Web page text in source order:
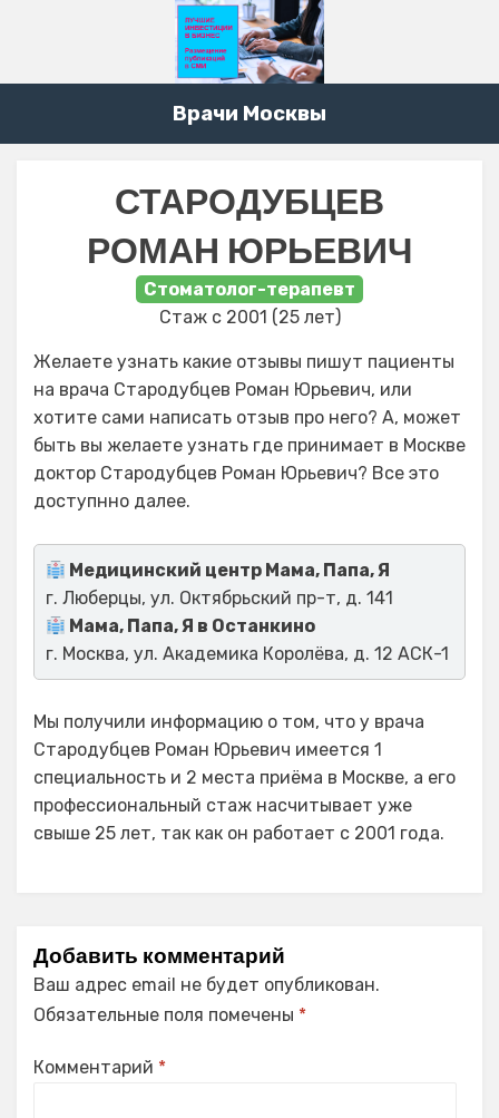
Врачи Москвы
СТАРОДУБЦЕВ
РОМАН ЮРЬЕВИЧ
Стоматолог-терапевт
Стаж с 2001 (25 лет)
Желаете узнать какие отзывы пишут пациенты
на врача Стародубцев Роман Юрьевич, или
хотите сами написать отзыв про него? А, может
быть вы желаете узнать где принимает в Москве
доктор Стародубцев Роман Юрьевич? Все это
доступнно далее.
Медицинский центр Мама, Папа, Я
г. Люберцы, ул. Октябрьский пр-т, д. 141
Мама, Папа, Я в Останкино
г. Москва, ул. Академика Королёва, д. 12 АСК-1
Мы получили информацию о том, что у врача
Стародубцев Роман Юрьевич имеется 1
специальность и 2 места приёма в Москве, а его
профессиональный стаж насчитывает уже
свыше 25 лет, так как он работает с 2001 года.
Добавить комментарий
Ваш адрес email не будет опубликован.
Обязательные поля помечены *
Комментарий *